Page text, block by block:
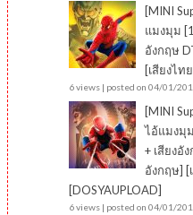
[MINI
แมงมุม
อังกฤษ
[เสียงไท
6 views| posted on 04/01/
[MINI
ไอ้แมงมุ
+ เสียงอั
อังกฤษ] [
[DOSYAUPLOAD]
6 views| posted on 04/01/